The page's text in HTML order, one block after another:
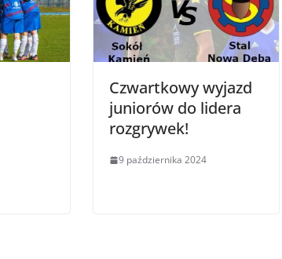
Czwartkowy wyjazd
juniorów do lidera
rozgrywek!
9 października 2024